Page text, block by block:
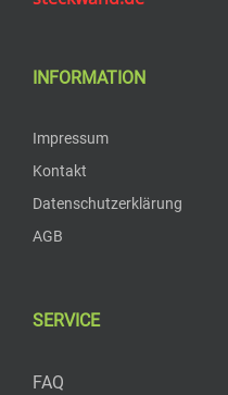
INFORMATION
Impressum
Kontakt
Datenschutzerklärung
AGB
SERVICE
FAQ